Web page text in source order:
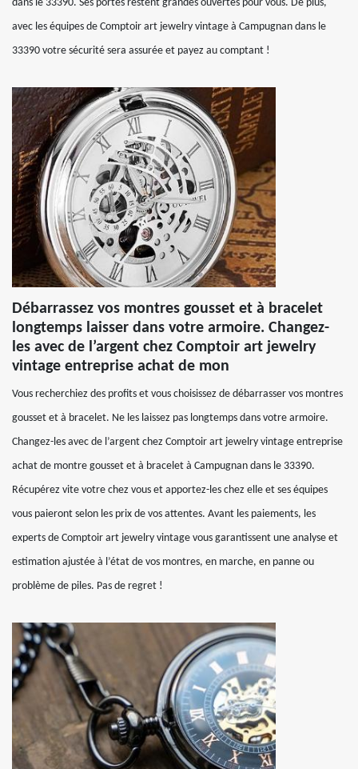
dans le 33390. Ses portes restent grandes ouvertes pour vous. De plus,
avec les équipes de Comptoir art jewelry vintage à Campugnan dans le
33390 votre sécurité sera assurée et payez au comptant !
Débarrassez vos montres gousset et à bracelet
longtemps laisser dans votre armoire. Changez-
les avec de l’argent chez Comptoir art jewelry
vintage entreprise achat de mon
Vous recherchiez des profits et vous choisissez de débarrasser vos montres
gousset et à bracelet. Ne les laissez pas longtemps dans votre armoire.
Changez-les avec de l’argent chez Comptoir art jewelry vintage entreprise
achat de montre gousset et à bracelet à Campugnan dans le 33390.
Récupérez vite votre chez vous et apportez-les chez elle et ses équipes
vous paieront selon les prix de vos attentes. Avant les paiements, les
experts de Comptoir art jewelry vintage vous garantissent une analyse et
estimation ajustée à l’état de vos montres, en marche, en panne ou
problème de piles. Pas de regret !